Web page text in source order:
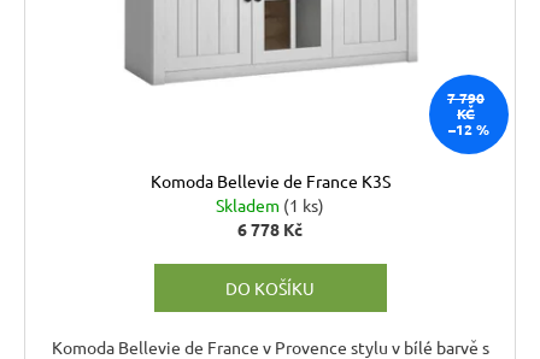
7 790
KČ
–12 %
Komoda Bellevie de France K3S
Skladem (1 ks)
6 778 Kč
DO KOŠÍKU
Komoda Bellevie de France v Provence stylu v bílé barvě s